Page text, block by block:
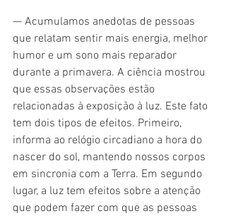
— Acumulamos anedotas de pessoas
que relatam sentir mais energia, melhor
humor e um sono mais reparador
durante a primavera. A ciência mostrou
que essas observações estão
relacionadas à exposição à luz. Este fato
tem dois tipos de efeitos. Primeiro,
informa ao relógio circadiano a hora do
nascer do sol, mantendo nossos corpos
em sincronia com a Terra. Em segundo
lugar, a luz tem efeitos sobre a atenção
que podem fazer com que as pessoas